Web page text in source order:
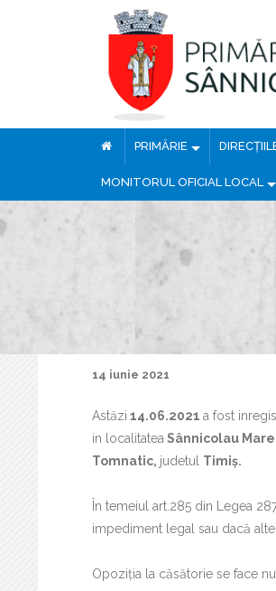
PRIMĂRIE
MONITORUL OFICIAL LOCAL
14 iunie 2021
Astăzi 14.06.2021 a fost
in localitatea Sânnicolau
Tomnatic, judetul Timiș.
În temeiul art.285 din Legea
impediment legal sau dacă
Opoziţia la căsătorie se face